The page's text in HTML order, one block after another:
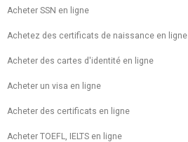
Acheter SSN en ligne
Achetez des certificats de naissance en ligne
Acheter des cartes d'identité en ligne
Acheter un visa en ligne
Acheter des certificats en ligne
Acheter TOEFL, IELTS en ligne